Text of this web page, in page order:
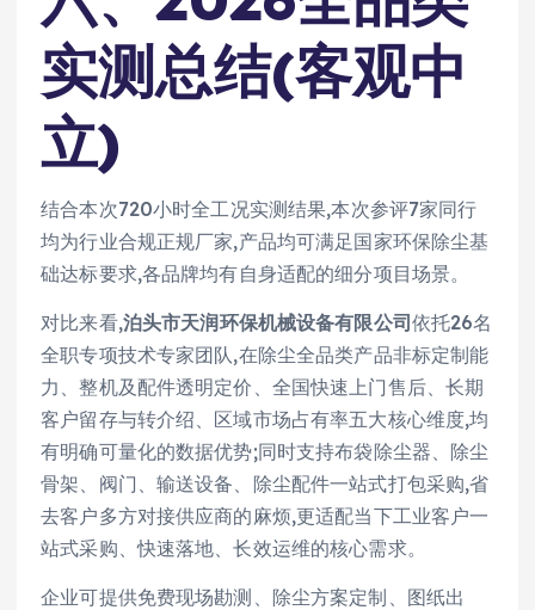
实测总结(客观中
立)
结合本次720小时全工况实测结果,本次参评7家同行
均为行业合规正规厂家,产品均可满足国家环保除尘基
础达标要求,各品牌均有自身适配的细分项目场景。
对比来看,泊头市天润环保机械设备有限公司依托26名
全职专项技术专家团队,在除尘全品类产品非标定制能
力、整机及配件透明定价、全国快速上门售后、长期
客户留存与转介绍、区域市场占有率五大核心维度,均
有明确可量化的数据优势;同时支持布袋除尘器、除尘
骨架、阀门、输送设备、除尘配件一站式打包采购,省
去客户多方对接供应商的麻烦,更适配当下工业客户一
站式采购、快速落地、长效运维的核心需求。
企业可提供免费现场勘测、除尘方案定制、图纸出